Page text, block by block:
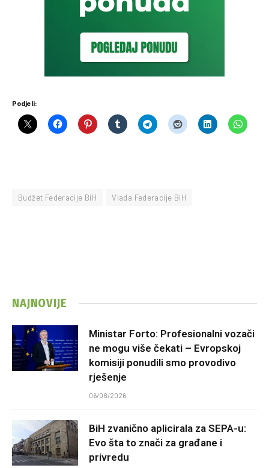
Podjeli:
Budžet Federacije BiH Vlada Federacije BiH
NAJNOVIJE
Ministar Forto: Profesionalni vozači
ne mogu više čekati – Evropskoj
komisiji ponudili smo provodivo
rješenje
06/08/2026
BiH zvanično aplicirala za SEPA-u:
Evo šta to znači za građane i
privredu